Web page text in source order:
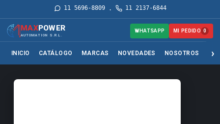
11 5696-8809· 11 2137-6844
MAXPOWER
AUTOMATION S.R.L.
INICIO CATÁLOGO MARCAS NOVEDADES NOSOTROS
WHATSAPP MI PEDIDO 0